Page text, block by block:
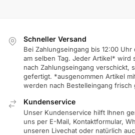
Schneller Versand
Bei Zahlungseingang bis 12:00
am selben Tag. Jeder Artikel* wird
nach Zahlungseingang verschickt,
gefertigt. *ausgenommen Artikel
werden nach Bestelleingang frisch
Kundenservice
Unser Kundenservice hilft Ihnen
uns per E-Mail, Kontaktformular,
unseren Livechat oder natürlich